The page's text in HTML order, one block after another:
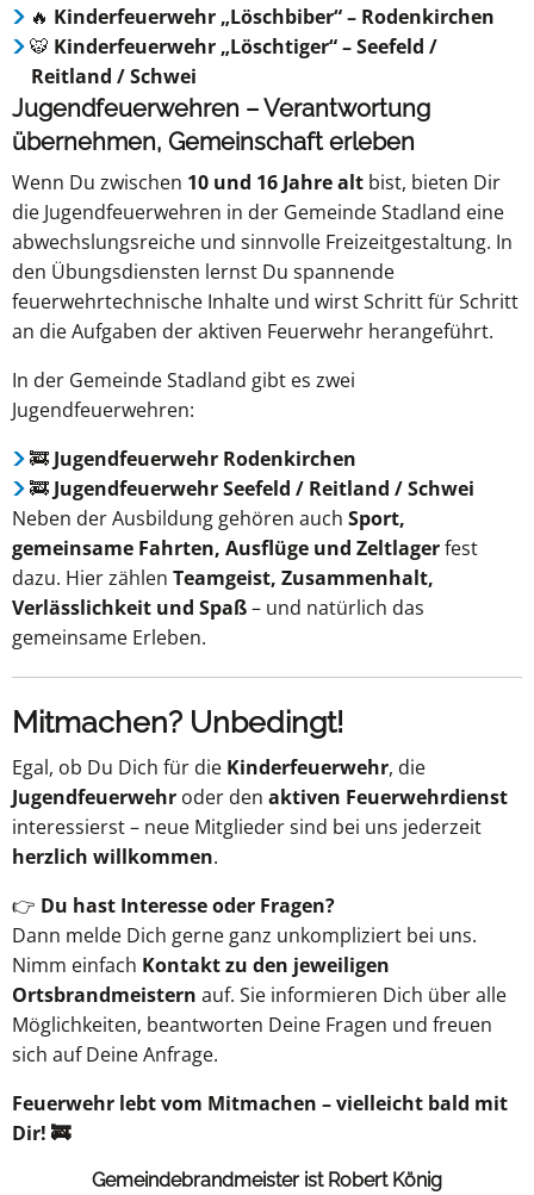
🔥 Kinderfeuerwehr „Löschbiber“ – Rodenkirchen
🐯 Kinderfeuerwehr „Löschtiger“ – Seefeld /
Reitland / Schwei
Jugendfeuerwehren – Verantwortung
übernehmen, Gemeinschaft erleben
Wenn Du zwischen 10 und 16 Jahre alt bist, bieten Dir
die Jugendfeuerwehren in der Gemeinde Stadland eine
abwechslungsreiche und sinnvolle Freizeitgestaltung. In
den Übungsdiensten lernst Du spannende
feuerwehrtechnische Inhalte und wirst Schritt für Schritt
an die Aufgaben der aktiven Feuerwehr herangeführt.
In der Gemeinde Stadland gibt es zwei
Jugendfeuerwehren:
🚒 Jugendfeuerwehr Rodenkirchen
🚒 Jugendfeuerwehr Seefeld / Reitland / Schwei
Neben der Ausbildung gehören auch Sport,
gemeinsame Fahrten, Ausflüge und Zeltlagerfest
dazu. Hier zählen Teamgeist, Zusammenhalt,
Verlässlichkeit und Spaß– und natürlich das
gemeinsame Erleben.
Mitmachen? Unbedingt!
Egal, ob Du Dich für die Kinderfeuerwehr, die
Jugendfeuerwehr oder den aktiven Feuerwehrdienst
interessierst – neue Mitglieder sind bei uns jederzeit
herzlich willkommen.
👉 Du hast Interesse oder Fragen?
Dann melde Dich gerne ganz unkompliziert bei uns.
Nimm einfach Kontakt zu den jeweiligen
Ortsbrandmeistern auf. Sie informieren Dich über alle
Möglichkeiten, beantworten Deine Fragen und freuen
sich auf Deine Anfrage.
Feuerwehr lebt vom Mitmachen – vielleicht bald mit
Dir! 🚒
Gemeindebrandmeister ist Robert König